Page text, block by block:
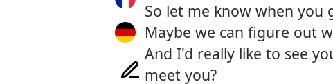
So let me know when you
Maybe we can figure out
And I'd really like to see
meet you?